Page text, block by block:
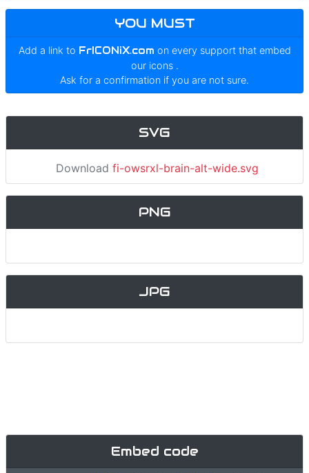
YOU MUST
Add a link to FrICONiX.com on every support that embed
our icons .
Ask for a confirmation if you are not sure.
SVG
Download fi-owsrxl-brain-alt-wide.svg
PNG
JPG
Embed code